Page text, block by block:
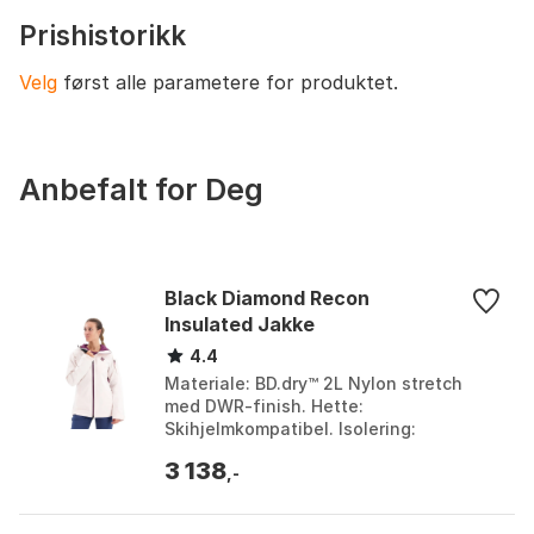
Prishistorikk
Velg først alle parametere for produktet.
Anbefalt for Deg
Black Diamond Recon
Insulated Jakke
4.4
Materiale: BD.dry™ 2L Nylon stretch
med DWR-finish. Hette:
Skihjelmkompatibel. Isolering:
polyester. Ventilasjon: DWR-behandl...
3 138 ,-